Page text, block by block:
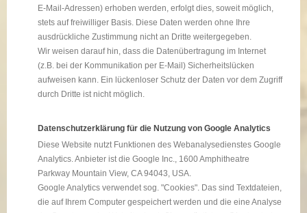
E-Mail-Adressen) erhoben werden, erfolgt dies, soweit möglich,
stets auf freiwilliger Basis. Diese Daten werden ohne Ihre
ausdrückliche Zustimmung nicht an Dritte weitergegeben.
Wir weisen darauf hin, dass die Datenübertragung im Internet
(z.B. bei der Kommunikation per E-Mail) Sicherheitslücken
aufweisen kann. Ein lückenloser Schutz der Daten vor dem Zugriff
durch Dritte ist nicht möglich.
Datenschutzerklärung für die Nutzung von Google Analytics
Diese Website nutzt Funktionen des Webanalysedienstes Google
Analytics. Anbieter ist die Google Inc., 1600 Amphitheatre
Parkway Mountain View, CA 94043, USA.
Google Analytics verwendet sog. "Cookies". Das sind Textdateien,
die auf Ihrem Computer gespeichert werden und die eine Analyse